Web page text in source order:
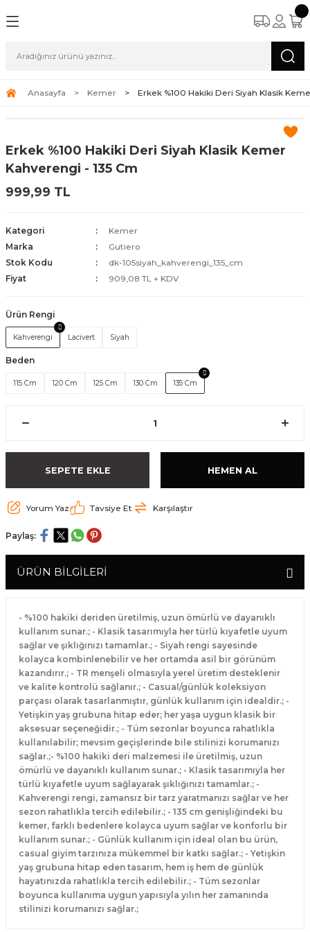
Anasayfa Kemer Erkek %100 Hakiki Deri Siyah Klasik
Erkek %100 Hakiki Deri Siyah Klasik Kemer
Kahverengi - 135 Cm
999,99 TL
Kategori
Kemer
Marka
Gutiero
Stok Kodu
dk-105siyah_kahverengi_135_cm
Fiyat
909,08 TL + KDV
Ürün Rengi
Kahverengi Lacivert Siyah
Beden
115 Cm 120 Cm 125 Cm 130 Cm 135 Cm
SEPETE EKLE HEMEN AL
Yorum Yaz Tavsiye Et Karşılaştır
Paylaş:
ÜRÜN BİLGİLERİ
- %100 hakiki deriden üretilmiş, uzun ömürlü ve dayanıklı
kullanım sunar.; - Klasik tasarımıyla her türlü kıyafetle uyum
sağlar ve şıklığınızı tamamlar.; - Siyah rengi sayesinde
kolayca kombinlenebilir ve her ortamda asil bir görünüm
kazandırır.; - TR menşeli olmasıyla yerel üretim desteklenir
ve kalite kontrolü sağlanır.; - Casual/günlük koleksiyon
parçası olarak tasarlanmıştır, günlük kullanım için idealdir.; -
Yetişkin yaş grubuna hitap eder; her yaşa uygun klasik bir
aksesuar seçeneğidir.; - Tüm sezonlar boyunca rahatlıkla
kullanılabilir; mevsim geçişlerinde bile stilinizi korumanızı
sağlar.;- %100 hakiki deri malzemesi ile üretilmiş, uzun
ömürlü ve dayanıklı kullanım sunar.; - Klasik tasarımıyla her
türlü kıyafetle uyum sağlayarak şıklığınızı tamamlar.; -
Kahverengi rengi, zamansız bir tarz yaratmanızı sağlar ve her
sezon rahatlıkla tercih edilebilir.; - 135 cm genişliğindeki bu
kemer, farklı bedenlere kolayca uyum sağlar ve konforlu bir
kullanım sunar.; - Günlük kullanım için ideal olan bu ürün,
casual giyim tarzınıza mükemmel bir katkı sağlar.; - Yetişkin
yaş grubuna hitap eden tasarım, hem iş hem de günlük
hayatınızda rahatlıkla tercih edilebilir.; - Tüm sezonlar
boyunca kullanıma uygun yapısıyla yılın her zamanında
stilinizi korumanızı sağlar.;